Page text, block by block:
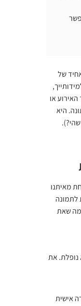
של
או
היא
מאיתנו
לתמונה
מה שאת
נופלת. את
אישית